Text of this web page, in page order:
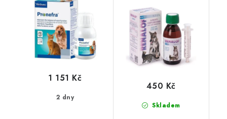
2 dny
1 151 Kč
Skladem
450 Kč